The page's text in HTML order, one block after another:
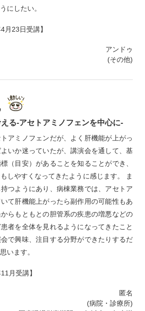
にしたい。
月23日受講】
アンドゥ
(その他)
る‐アセトアミノフェンを中心に‐
アミノフェンだが、よく肝機能が上がっ
いか迷っていたが、講演会を通して、基
（目安）があることを知ることができ、
しやすくなってきたように感じます。 ま
つようにあり、病棟業務では、アセトア
て肝機能上がったら副作用の可能性もあ
らもともとの胆管系の疾患の増悪などの
者を全体を見れるようになってきたこと
で興味、注目する分野ができたりするだ
います。
月受講】
匿名
(病院・診療所)